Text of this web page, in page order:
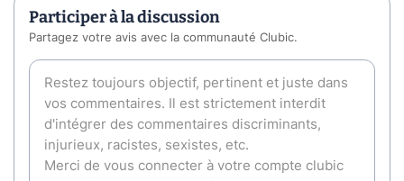
Participer à la discussion
Partagez votre avis avec la communauté Clubic.